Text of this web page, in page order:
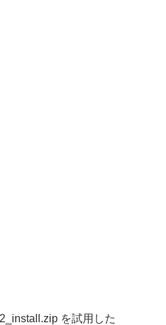
を試用した